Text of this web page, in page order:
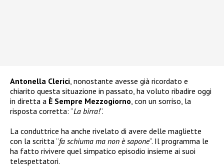
Antonella Clerici, nonostante avesse già ricordato e
chiarito questa situazione in passato, ha voluto ribadire oggi
in diretta a È Sempre Mezzogiorno, con un sorriso, la
risposta corretta: “La birra!“.
La conduttrice ha anche rivelato di avere delle magliette
con la scritta “fa schiuma ma non è sapone“. Il programma le
ha fatto rivivere quel simpatico episodio insieme ai suoi
telespettatori.